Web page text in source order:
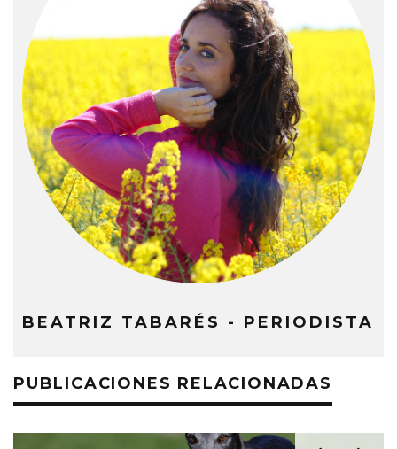
BEATRIZ TABARÉS - PERIODISTA
PUBLICACIONES RELACIONADAS